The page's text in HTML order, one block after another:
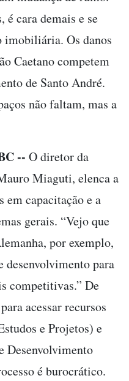
cara demais e se
imobiliária. Os danos
Caetano competem
de Santo André.
não faltam, mas a
-- O diretor da
Miaguti, elenca a
em capacitação e a
gerais. “Vejo que
por exemplo,
desenvolvimento para
competitivas.” De
acessar recursos
e Projetos) e
Desenvolvimento
é burocrático.